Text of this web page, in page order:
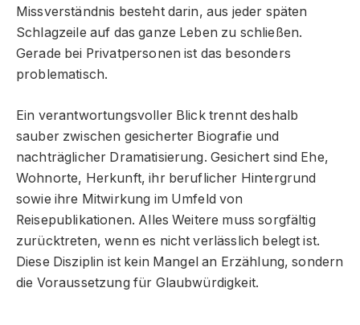
Missverständnis besteht darin, aus jeder späten
Schlagzeile auf das ganze Leben zu schließen.
Gerade bei Privatpersonen ist das besonders
problematisch.
Ein verantwortungsvoller Blick trennt deshalb
sauber zwischen gesicherter Biografie und
nachträglicher Dramatisierung. Gesichert sind Ehe,
Wohnorte, Herkunft, ihr beruflicher Hintergrund
sowie ihre Mitwirkung im Umfeld von
Reisepublikationen. Alles Weitere muss sorgfältig
zurücktreten, wenn es nicht verlässlich belegt ist.
Diese Disziplin ist kein Mangel an Erzählung, sondern
die Voraussetzung für Glaubwürdigkeit.